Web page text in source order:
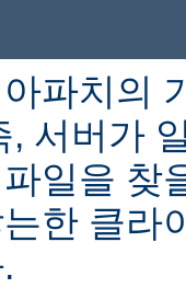
파치의
, 서버가
일을 찾
한 클라